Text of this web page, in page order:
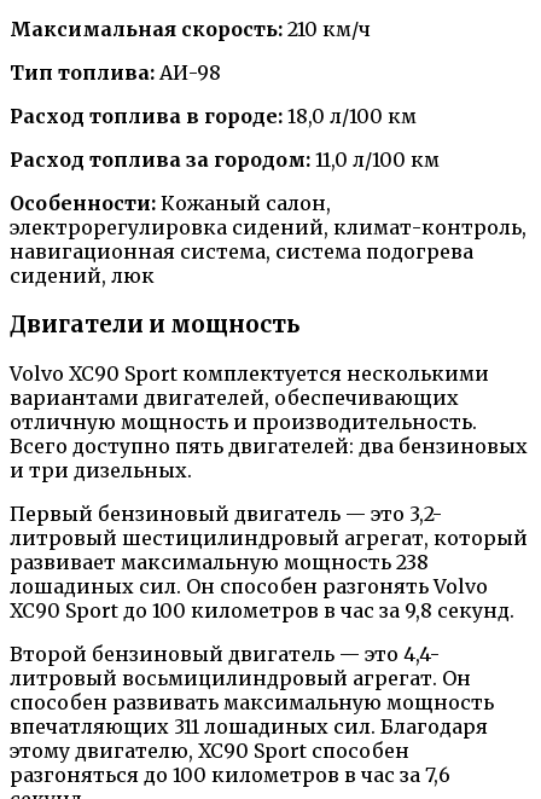
Максимальная скорость: 210 км/ч
Тип топлива: АИ-98
Расход топлива в городе: 18,0 л/100 км
Расход топлива за городом: 11,0 л/100 км
Особенности: Кожаный салон,
электрорегулировка сидений, климат-контроль,
навигационная система, система подогрева
сидений, люк
Двигатели и мощность
Volvo XC90 Sport комплектуется несколькими
вариантами двигателей, обеспечивающих
отличную мощность и производительность.
Всего доступно пять двигателей: два бензиновых
и три дизельных.
Первый бензиновый двигатель — это 3,2-
литровый шестицилиндровый агрегат, который
развивает максимальную мощность 238
лошадиных сил. Он способен разгонять Volvo
XC90 Sport до 100 километров в час за 9,8 секунд.
Второй бензиновый двигатель — это 4,4-
литровый восьмицилиндровый агрегат. Он
способен развивать максимальную мощность
впечатляющих 311 лошадиных сил. Благодаря
этому двигателю, XC90 Sport способен
разгоняться до 100 километров в час за 7,6